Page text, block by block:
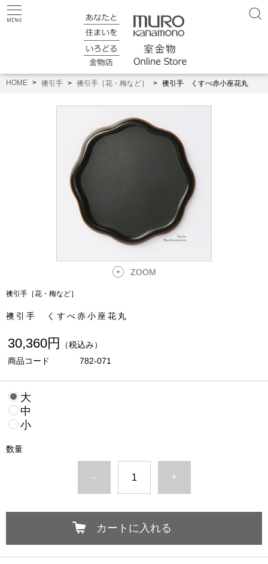
HOME 襖引手 襖引手［花・梅など］ 襖引手 くすべ赤小座花丸
ZOOM
襖引手［花・梅など］
襖引手 くすべ赤小座花丸
30,360円
（税込み）
商品コード
782-071
大
中
小
数量
- +
カートに入れる